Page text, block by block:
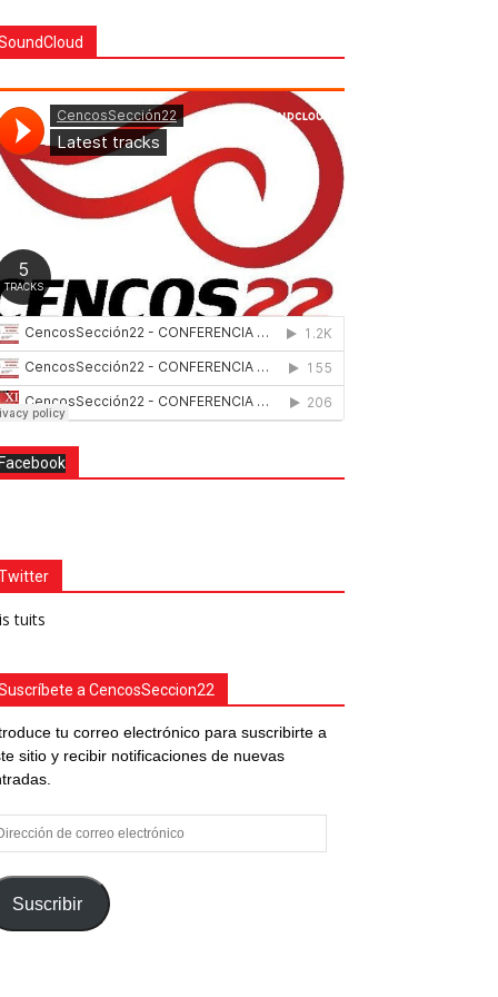
Facebook
tuits
a CencosSeccion22
tu correo electrónico para suscribirte a
sitio y recibir notificaciones de nuevas
Suscribir